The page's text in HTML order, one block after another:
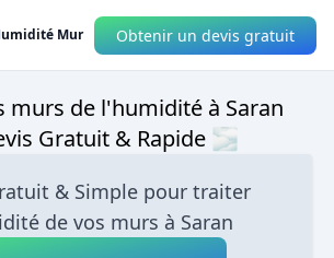
Mur Obtenir un devis gratuit
murs de l'humidité à Saran
Gratuit & Rapide 🌫
& Simple pour traiter
de vos murs à Saran